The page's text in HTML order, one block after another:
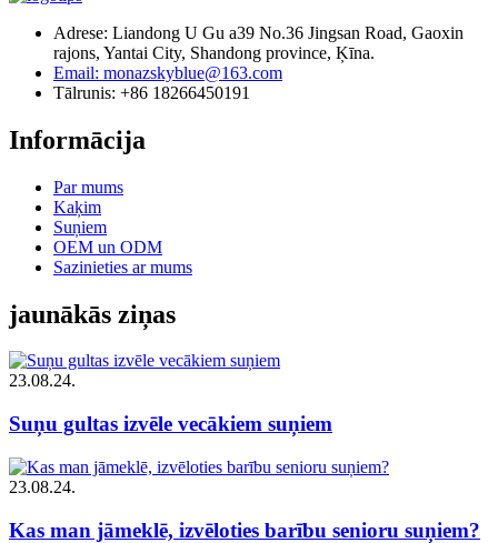
Adrese: Liandong U Gu a39 No.36 Jingsan Road, Gaoxin
rajons, Yantai City, Shandong province, Ķīna.
Email: monazskyblue@163.com
Tālrunis: +86 18266450191
Informācija
Par mums
Kaķim
Suņiem
OEM un ODM
Sazinieties ar mums
jaunākās ziņas
23.08.24.
Suņu gultas izvēle vecākiem suņiem
23.08.24.
Kas man jāmeklē, izvēloties barību senioru suņiem?